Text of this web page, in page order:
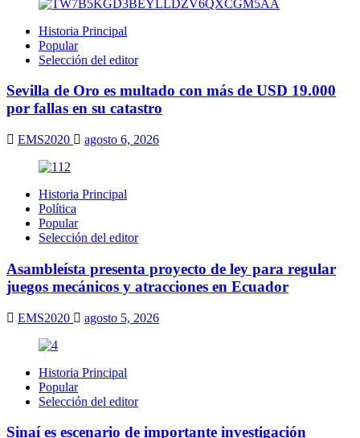
Historia Principal
Popular
Selección del editor
Sevilla de Oro es multado con más de USD 19.000
por fallas en su catastro
EMS2020 agosto 6, 2026
Historia Principal
Política
Popular
Selección del editor
Asambleísta presenta proyecto de ley para regular
juegos mecánicos y atracciones en Ecuador
EMS2020 agosto 5, 2026
Historia Principal
Popular
Selección del editor
Sinaí es escenario de importante investigación